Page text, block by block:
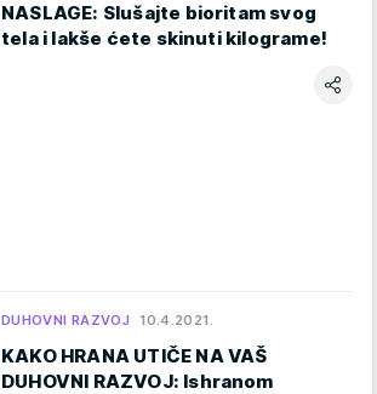
NASLAGE: Slušajte bioritam svog
tela i lakše ćete skinuti kilograme!
DUHOVNI RAZVOJ 10.4.2021.
KAKO HRANA UTIČE NA VAŠ
DUHOVNI RAZVOJ: Ishranom